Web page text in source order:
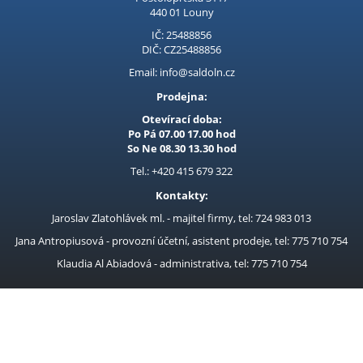
Prodejna LOUNY - nezařazené
Pracovní oděvy
poskytuje vysokou
efektivitu, delší životnost
výrazného zahřívání.
440 01 Louny
IČ: 25488856
DIČ: CZ25488856
Email: info@saldoln.cz
Prodejna:
Otevírací doba:
Po Pá 07.00 17.00 hod
So Ne 08.30 13.30 hod
Tel.: +420 415 679 322
Kontakty:
Jaroslav Zlatohlávek ml. - majitel firmy, tel: 724 983 013
Jana Antropiusová - provozní účetní, asistent prodeje, tel: 775 710 754
Klaudia Al Abiadová - administrativa, tel: 775 710 754